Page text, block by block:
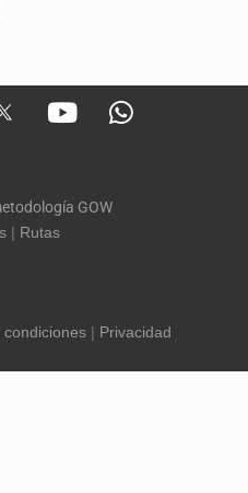
GOW
| Rutas
| Privacidad